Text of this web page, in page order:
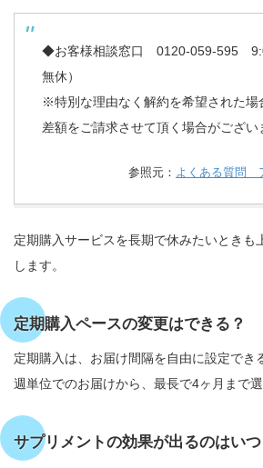
◆お客様相談窓口 0120-059-595
無休）
※特別な理由なく解約を希望された場
差額をご請求させて頂く場合がござい
参照元： よくある質問
定期購入サービスを長期で休みたいときも
します。
定期購入ペースの変更はできる？
定期購入は、お届け間隔を自由に設定でき
週単位でのお届けから、最長で4ヶ月まで
サプリメントの効果が出るのはいつ